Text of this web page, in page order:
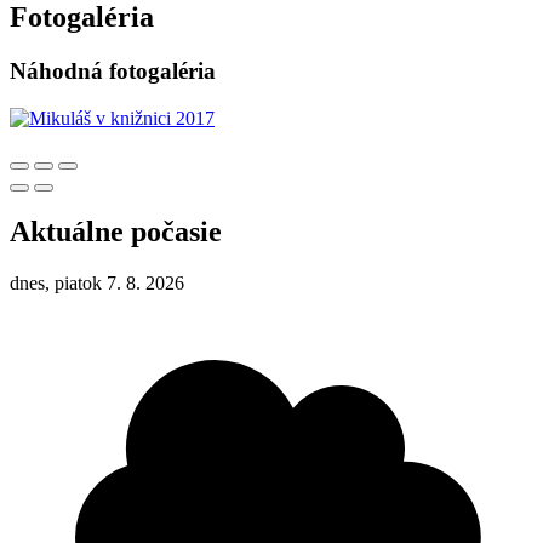
Fotogaléria
Náhodná fotogaléria
Aktuálne počasie
dnes, piatok 7. 8. 2026